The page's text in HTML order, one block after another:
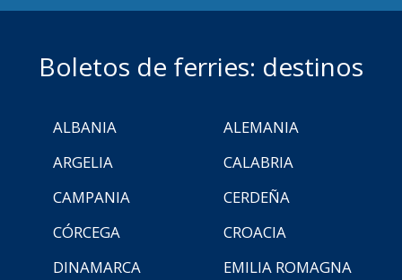
Boletos de ferries: destinos
ALBANIA
ALEMANIA
ARGELIA
CALABRIA
CAMPANIA
CERDEÑA
CÓRCEGA
CROACIA
DINAMARCA
EMILIA ROMAGNA